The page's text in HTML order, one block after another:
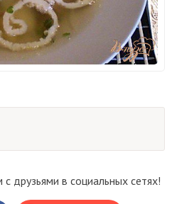
друзьями в социальных сетях!